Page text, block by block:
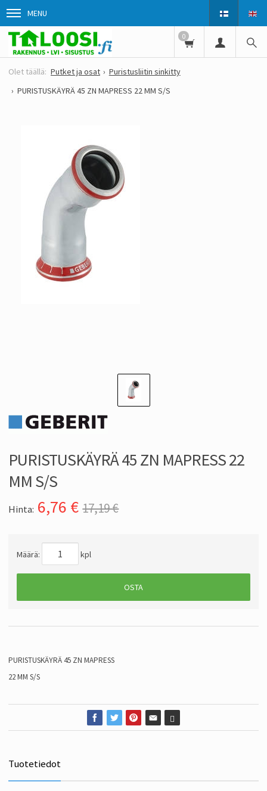
MENU
0
Putket ja osat
Puristusliitin sinkitty
PURISTUSKÄYRÄ 45 ZN MAPRESS 22 MM S/S
PURISTUSKÄYRÄ 45 ZN MAPRESS 22
MM S/S
Hinta: 6,76 € 17,19 €
Määrä: kpl
OSTA
PURISTUSKÄYRÄ 45 ZN MAPRESS
22 MM S/S
Tuotetiedot